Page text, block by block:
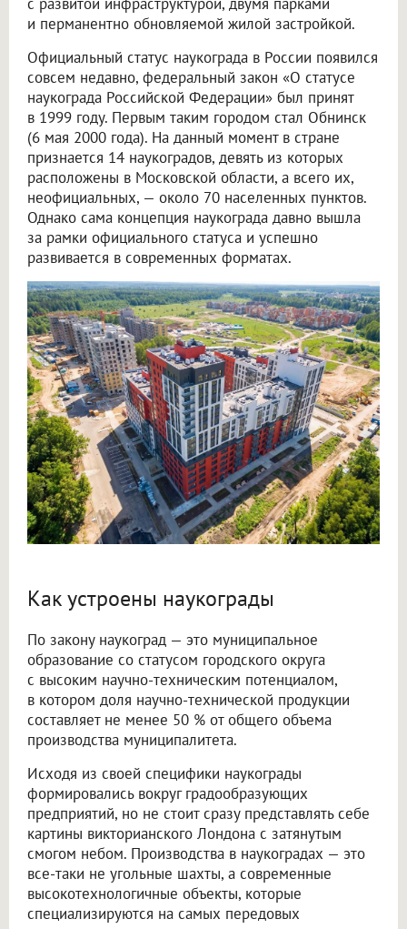
с развитой инфраструктурой, двумя парками
и перманентно обновляемой жилой застройкой.
Официальный статус наукограда в России появился
совсем недавно, федеральный закон «О статусе
наукограда Российской Федерации» был принят
в 1999 году. Первым таким городом стал Обнинск
(6 мая 2000 года). На данный момент в стране
признается 14 наукоградов, девять из которых
расположены в Московской области, а всего их,
неофициальных, — около 70 населенных пунктов.
Однако сама концепция наукограда давно вышла
за рамки официального статуса и успешно
развивается в современных форматах.
Как устроены наукограды
По закону наукоград — это муниципальное
образование со статусом городского округа
с высоким научно-техническим потенциалом,
в котором доля научно-технической продукции
составляет не менее 50 % от общего объема
производства муниципалитета.
Исходя из своей специфики наукограды
формировались вокруг градообразующих
предприятий, но не стоит сразу представлять себе
картины викторианского Лондона с затянутым
смогом небом. Производства в наукоградах — это
все-таки не угольные шахты, а современные
высокотехнологичные объекты, которые
специализируются на самых передовых